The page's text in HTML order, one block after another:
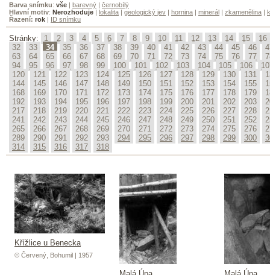
Barva snímku: vše | barevný | černobílý
Hlavní motiv: Nerozhoduje | lokalita | geologický jev | hornina | minerál | zkamenělina |
Řazení: rok | ID snímku
Stránky: 1 2 3 4 5 6 7 8 9 10 11 12 13 14 15
16
32
33 34 35 36 37 38 39 40 41 42 43 44 45 46
63
64 65 66 67 68 69 70 71 72 73 74 75 76 77
94
95 96 97 98 99 100 101 102 103 104 105 106
120
121 122 123 124 125 126 127 128 129 130 131
144
145 146 147 148 149 150 151 152 153 154 155
168
169 170 171 172 173 174 175 176 177 178 179
192
193 194 195 196 197 198 199 200 201 202 203
217
218 219 220 221 222 223 224 225 226 227 228
241
242 243 244 245 246 247 248 249 250 251 252
265
266 267 268 269 270 271 272 273 274 275 276
289
290 291 292 293 294 295 296 297 298 299 300
314
315 316 317 318
Křížlice u Benecka
© Červený, Bohumil | 1957